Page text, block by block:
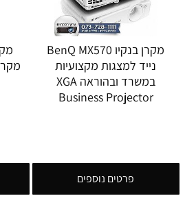
מקרן בנקיו BenQ MX570
נייד למצגות מקצועיות
במשרד ובהוראה XGA
Business Projector
פרטים נוספים